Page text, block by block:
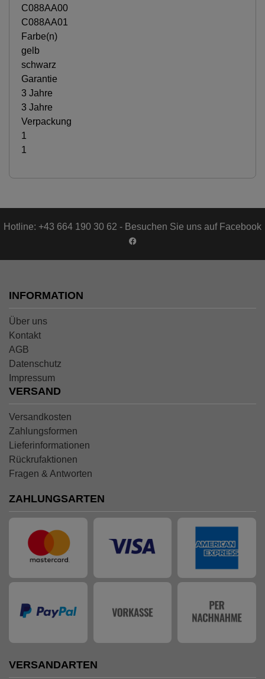
C088AA00
C088AA01
Farbe(n)
gelb
schwarz
Garantie
3 Jahre
3 Jahre
Verpackung
1
1
Hotline: +43 664 190 30 62 - Besuchen Sie uns auf Facebook
INFORMATION
Über uns
Kontakt
AGB
Datenschutz
Impressum
VERSAND
Versandkosten
Zahlungsformen
Lieferinformationen
Rückrufaktionen
Fragen & Antworten
ZAHLUNGSARTEN
VERSANDARTEN